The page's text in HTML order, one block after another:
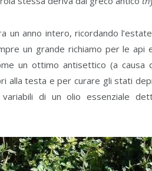
un anno intero, ricordando
un grande richiamo per le api
un ottimo antisettico (a causa
alla testa e per curare gli stati
di un olio essenziale